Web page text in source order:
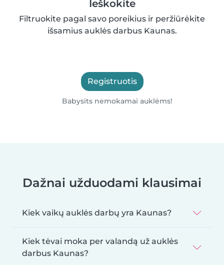
Ieškokite
Filtruokite pagal savo poreikius ir peržiūrėkite
išsamius auklės darbus Kaunas.
Registruotis
Babysits nemokamai auklėms!
Dažnai užduodami klausimai
Kiek vaikų auklės darbų yra Kaunas?
Kiek tėvai moka per valandą už auklės
darbus Kaunas?